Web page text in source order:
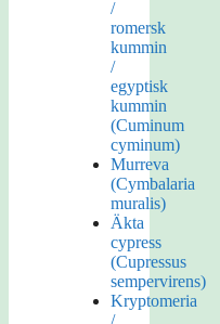
/
romersk
kummin
/
egyptisk
kummin
(Cuminum
cyminum)
Murreva
(Cymbalaria
muralis)
Äkta
cypress
(Cupressus
sempervirens)
Kryptomeria